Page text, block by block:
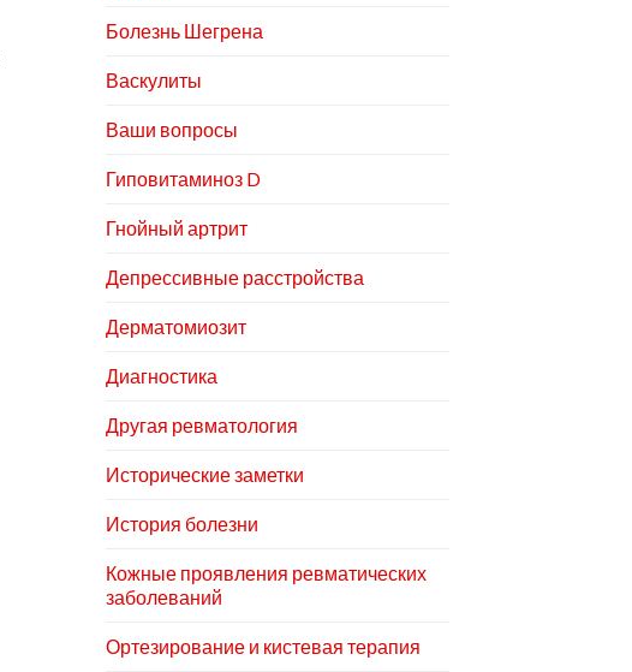
Болезнь Шегрена
Васкулиты
Ваши вопросы
Гиповитаминоз D
Гнойный артрит
Депрессивные расстройства
Дерматомиозит
Диагностика
Другая ревматология
Исторические заметки
История болезни
Кожные проявления ревматических
заболеваний
Ортезирование и кистевая терапия